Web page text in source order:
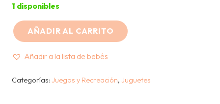
1 disponibles
LAMAZE
DE
AÑADIR AL CARRITO
Añadir a la lista de bebés
Categorías: Juegos y Recreación, Juguetes